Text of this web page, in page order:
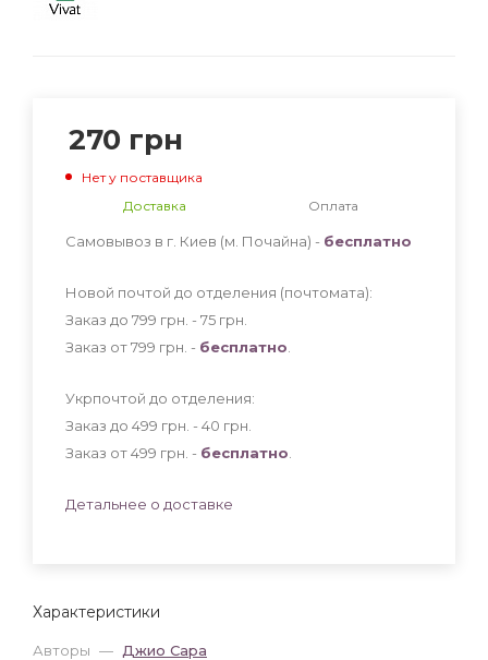
Характеристики
Авторы — Джио Сара
270 грн
Нет у поставщика
Доставка
Оплата
Самовывоз в г. Киев (м. Почайна) - бесплатно
Новой почтой до отделения (почтомата):
Заказ до 799 грн. - 75 грн
Заказ от 799 грн. - бесплатно
Укрпочтой до отделения:
Заказ до 499 грн. - 40 грн
Заказ от 499 грн. - бесплатно
Детальнее о доставке